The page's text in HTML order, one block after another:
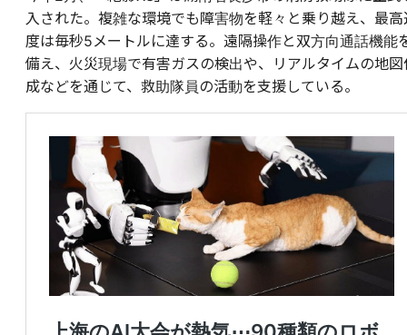
入された。複雑な環境でも障害物を軽々と乗り越え、最高
度は毎秒5メートルに達する。遠隔操作と双方向通話機能
備え、火災現場で有害ガスの検出や、リアルタイムの地図
成などを通じて、救助隊員の活動を支援している。